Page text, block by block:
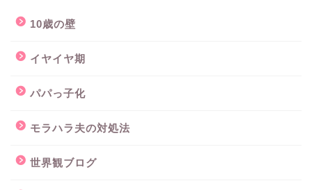
10歳の壁
イヤイヤ期
パパっ子化
モラハラ夫の対処法
世界観ブログ